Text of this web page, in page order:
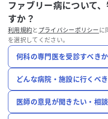
ファブリー病について
すか？
利用規約と プライバシーポリシー に
を選択してください。
何科の専門医を受診すべきか
どんな病院・施設に行くべ
医師の意見が聞きたい・相